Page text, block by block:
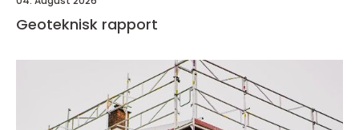
Geoteknisk rapport